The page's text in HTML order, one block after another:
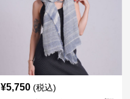
¥5,750 (税込)